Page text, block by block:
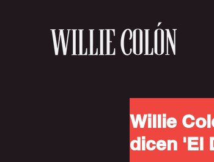
Willie
dicen 'El